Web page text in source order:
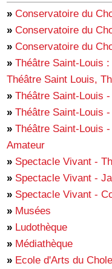
» Conservatoire du
» Conservatoire du
» Conservatoire du
» Théâtre Saint-Louis
Théâtre Saint Louis,
» Théâtre Saint-Louis
» Théâtre Saint-Louis
» Théâtre Saint-Louis
Amateur
» Spectacle Vivant -
» Spectacle Vivant -
» Spectacle Vivant -
» Musées
» Ludothèque
» Médiathèque
» Ecole d'Arts du